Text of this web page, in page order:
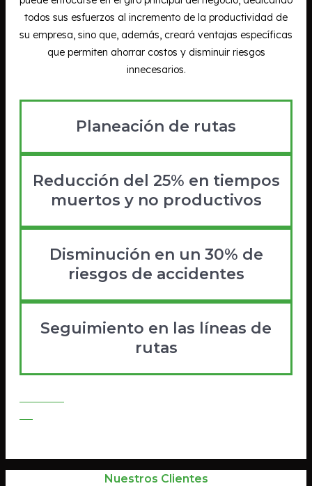
todos sus esfuerzos al incremento de la productividad de
su empresa, sino que, además, creará ventajas específicas
que permiten ahorrar costos y disminuir riesgos
innecesarios.
Planeación de rutas
Reducción del 25% en tiempos
muertos y no productivos
Disminución en un 30% de
riesgos de accidentes
Seguimiento en las líneas de
rutas
Nuestros Clientes